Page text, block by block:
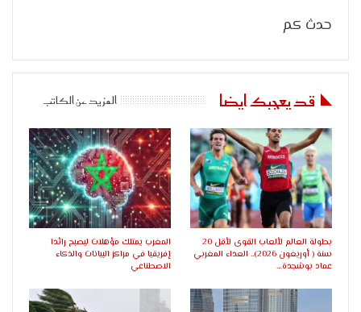
حدث كم
قد يعجبك ايضا المزيد عن الكاتب
بطولة العالم لألعاب القوى لأقل 20
سنة ( أوريغون 2026).. العداء المغربي
عماد بوشجدة…
المغرب يمتلك مؤهلات ليصبح رائدا
إفريقيا في مراكز البيانات والذكاء
الاصطناعي